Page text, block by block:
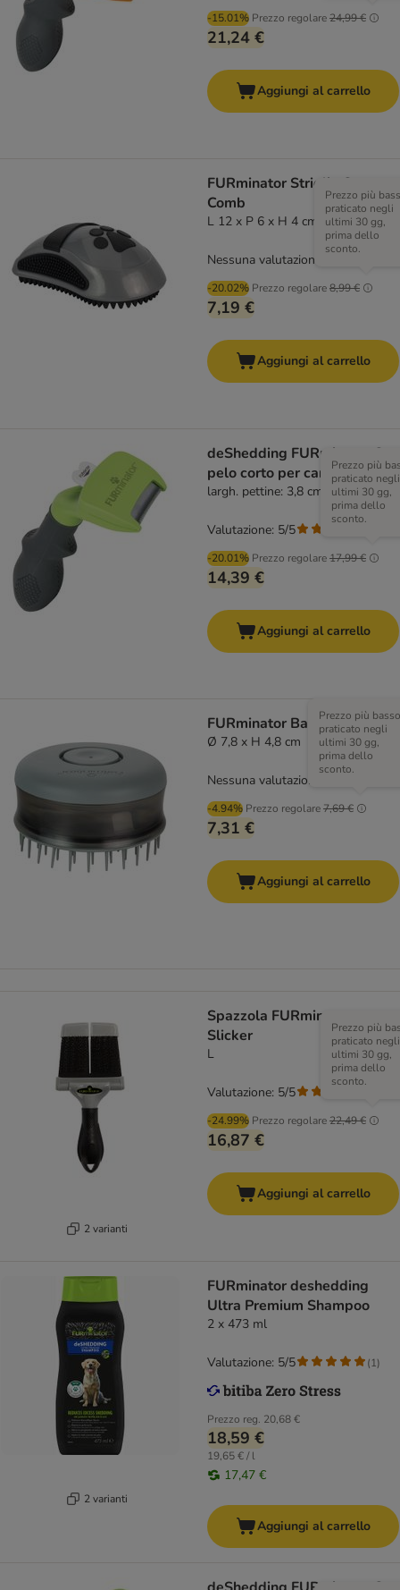
-15.01% Prezzo regolare24,99 €
21,24 €
Aggiungi al carrello
FURminator Striglia Curry
Comb
L 12 x P 6 x H 4 cm
-20.02% Prezzo regolare8,99 €
Prezzo più
praticato negli
ultimi 30 gg,
prima dello
sconto.
7,19 €
Nessuna valutazione
Aggiungi al carrello
deShedding FURminator S
pelo corto per cani
largh. pettine: 3,8 cm
-20.01% Prezzo regolare17,99 €
Prezzo più
praticato negli
ultimi 30 gg,
prima dello
sconto.
14,39 €
Valutazione: 5/5
Aggiungi al carrello
FURminator Bathing Brush
Ø 7,8 x H 4,8 cm
-4.94% Prezzo regolare7,69 €
Prezzo più basso
praticato negli
ultimi 30 gg,
prima dello
sconto.
7,31 €
Nessuna valutazione
Aggiungi al carrello
2 varianti
Spazzola FURminator
Slicker
L
-24.99% Prezzo regolare22,49 €
Prezzo più
praticato negli
ultimi 30 gg,
prima dello
sconto.
16,87 €
Valutazione: 5/5
Aggiungi al carrello
2 varianti
FURminator deshedding
Ultra Premium Shampoo
2 x 473 ml
Prezzo reg. 20,68 €
18,59 €
19,65 € / l
17,47 €
Valutazione: 5/5 (1)
Aggiungi al carrello